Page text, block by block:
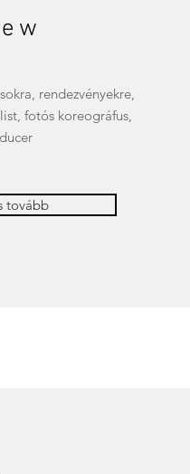
rendezvényekre,
fotós koreográfus,
tovább